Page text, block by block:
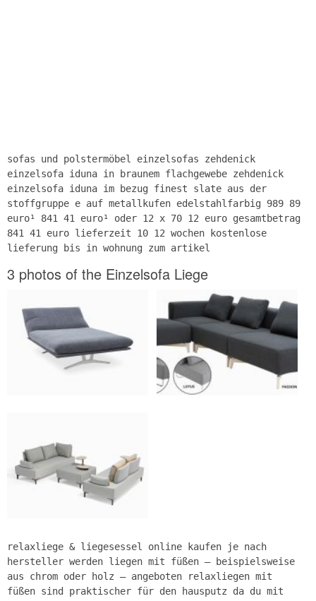
sofas und polstermöbel einzelsofas zehdenick
einzelsofa iduna in braunem flachgewebe zehdenick
einzelsofa iduna im bezug finest slate aus der
stoffgruppe e auf metallkufen edelstahlfarbig 989 89
euro¹ 841 41 euro¹ oder 12 x 70 12 euro gesamtbetrag
841 41 euro lieferzeit 10 12 wochen kostenlose
lieferung bis in wohnung zum artikel
3 photos of the Einzelsofa Liege
relaxliege & liegesessel online kaufen je nach
hersteller werden liegen mit füßen – beispielsweise
aus chrom oder holz – angeboten relaxliegen mit
füßen sind praktischer für den hausputz da du mit